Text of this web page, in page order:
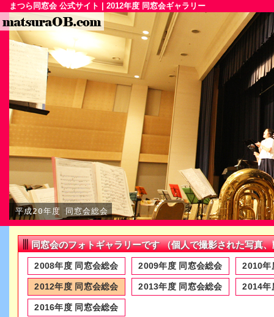
まつら同窓会 公式サイト | 2012年度 同窓会ギャラリー
平成20年度 同窓会総会
同窓会のフォトギャラリーです （個人で撮影された写真
2008年度 同窓会総会 2009年度 同窓会総会 2010年
2012年度 同窓会総会 2013年度 同窓会総会 2014年
2016年度 同窓会総会